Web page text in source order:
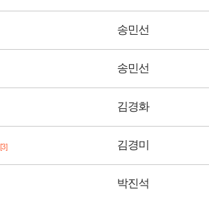
송민선
송민선
김경화
[3] 김경미
박진석